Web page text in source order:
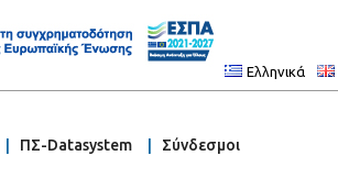
Ελληνικά
ΠΣ-Datasystem Σύνδεσμοι